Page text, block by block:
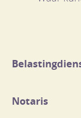
Notaris